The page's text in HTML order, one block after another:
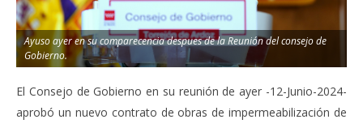
junio
13,
2024
Admin
Ayuso ayer en su comparecencia despues de la Reunión del consejo de
Gobierno.
El Consejo de Gobierno en su reunión de ayer -12-Junio-2024-
aprobó un nuevo contrato de obras de impermeabilización de